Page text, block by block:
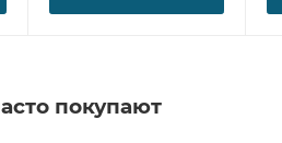
покупают